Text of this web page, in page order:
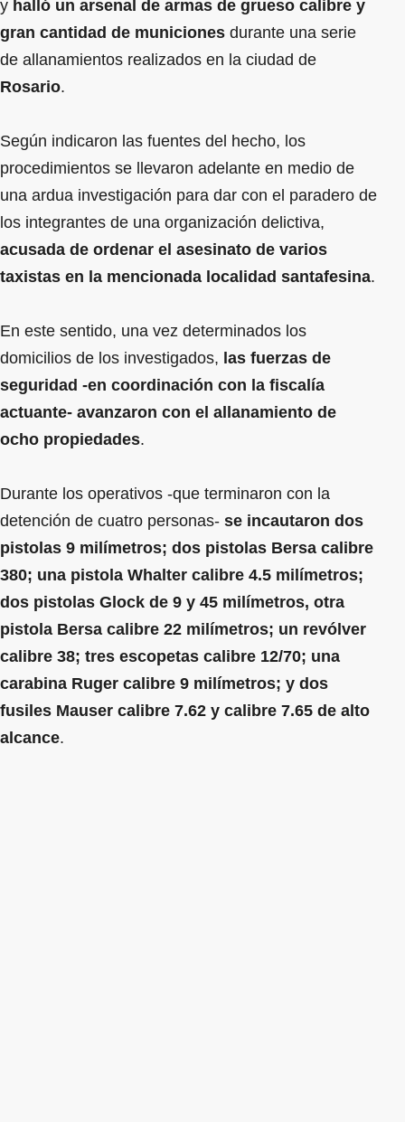
y halló un arsenal de armas de grueso calibre y
gran cantidad de municiones durante una serie
de allanamientos realizados en la ciudad de
Rosario.
Según indicaron las fuentes del hecho, los
procedimientos se llevaron adelante en medio de
una ardua investigación para dar con el paradero de
los integrantes de una organización delictiva,
acusada de ordenar el asesinato de varios
taxistas en la mencionada localidad santafesina.
En este sentido, una vez determinados los
domicilios de los investigados, las fuerzas de
seguridad -en coordinación con la fiscalía
actuante- avanzaron con el allanamiento de
ocho propiedades.
Durante los operativos -que terminaron con la
detención de cuatro personas- se incautaron dos
pistolas 9 milímetros; dos pistolas Bersa calibre
380; una pistola Whalter calibre 4.5 milímetros;
dos pistolas Glock de 9 y 45 milímetros, otra
pistola Bersa calibre 22 milímetros; un revólver
calibre 38; tres escopetas calibre 12/70; una
carabina Ruger calibre 9 milímetros; y dos
fusiles Mauser calibre 7.62 y calibre 7.65 de alto
alcance.